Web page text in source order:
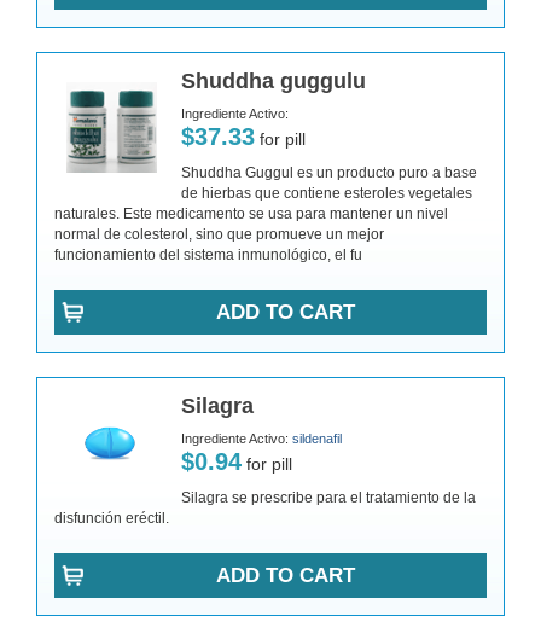
Shuddha guggulu
Ingrediente Activo:
$37.33 for pill
Shuddha Guggul es un producto puro a base
de hierbas que contiene esteroles vegetales
naturales. Este medicamento se usa para mantener un nivel
normal de colesterol, sino que promueve un mejor
funcionamiento del sistema inmunológico, el fu
ADD TO CART
Silagra
Ingrediente Activo: sildenafil
$0.94 for pill
Silagra se prescribe para el tratamiento de la
disfunción eréctil.
ADD TO CART